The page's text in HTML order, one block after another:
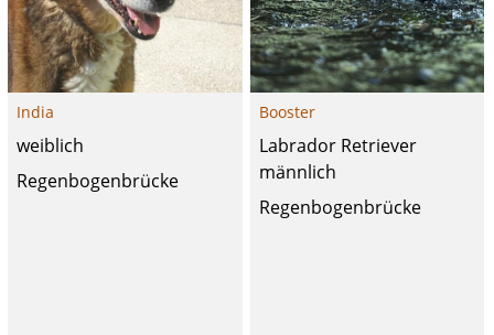
India
weiblich
Regenbogenbrücke
Booster
Labrador Retriever
männlich
Regenbogenbrücke